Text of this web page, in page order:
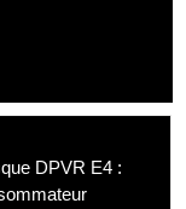
DPVR E4 :